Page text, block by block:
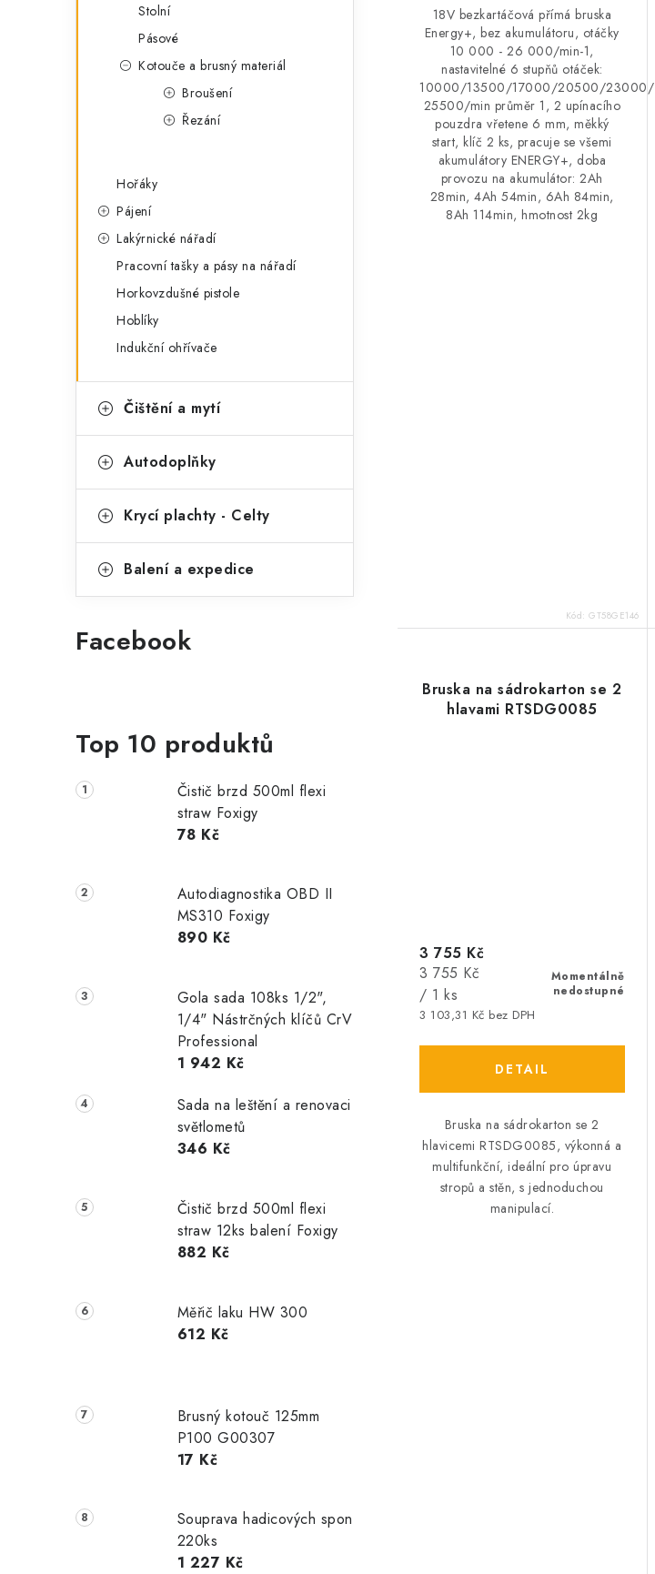
Stolní
Pásové
Kotouče a brusný materiál
Broušení
Řezání
Hořáky
Pájení
Lakýrnické nářadí
Pracovní tašky a pásy na nářadí
Horkovzdušné pistole
Hoblíky
Indukční ohřívače
Čištění a mytí
Autodoplňky
Krycí plachty - Celty
Balení a expedice
Facebook
Top 10 produktů
Čistič brzd 500ml flexi
straw Foxigy
78 Kč
Autodiagnostika OBD II
MS310 Foxigy
890 Kč
Gola sada 108ks 1/2",
1/4" Nástrčných klíčů CrV
Professional
1 942 Kč
Sada na leštění a renovaci
světlometů
346 Kč
Čistič brzd 500ml flexi
straw 12ks balení Foxigy
882 Kč
Měřič laku HW 300
612 Kč
Brusný kotouč 125mm
P100 G00307
17 Kč
Souprava hadicových spon
220ks
1 227 Kč
18V bezkartáčová přímá bruska
Energy+, bez akumulátoru, otáčky
10 000 - 26 000/min-1,
nastavitelné 6 stupňů otáček:
10000/13500/17000/20500/23000/
25500/min průměr 1, 2 upínacího
pouzdra vřetene 6 mm, měkký
start, klíč 2 ks, pracuje se všemi
akumulátory ENERGY+, doba
provozu na akumulátor: 2Ah
28min, 4Ah 54min, 6Ah 84min,
8Ah 114min, hmotnost 2kg
Kód:GT58GE146
Bruska na sádrokarton se 2
hlavami RTSDG0085
Momentálně
nedostupné
3 103,31 Kč bez DPH
3 755 Kč
Měrná
cena:
3 755 Kč
/ 1 ks
Bruska na sádrokarton se 2
hlavicemi RTSDG0085, výkonná a
multifunkční, ideální pro úpravu
stropů a stěn, s jednoduchou
manipulací.